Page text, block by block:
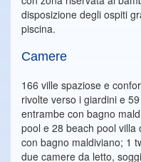
disposizione degli ospiti
piscina.
Camere
166 ville spaziose e
rivolte verso i giardini e
entrambe con bagno
pool e 28 beach pool villa
con bagno maldiviano; 1
due camere da letto,